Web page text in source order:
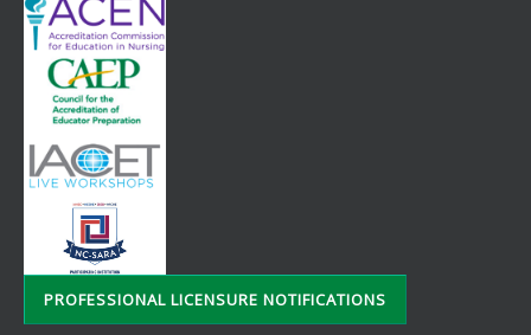
PROFESSIONAL LICENSURE NOTIFICATIONS